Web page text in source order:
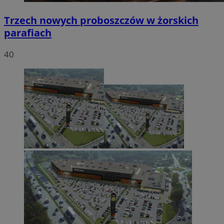
Trzech nowych proboszczów w żorskich
parafiach
40